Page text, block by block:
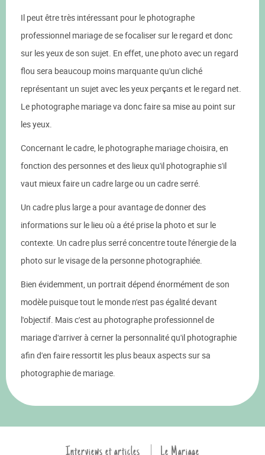
Il peut être très intéressant pour le photographe
professionnel mariage de se focaliser sur le regard et donc
sur les yeux de son sujet. En effet, une photo avec un regard
flou sera beaucoup moins marquante qu'un cliché
représentant un sujet avec les yeux perçants et le regard net.
Le photographe mariage va donc faire sa mise au point sur
les yeux.
Concernant le cadre, le photographe mariage choisira, en
fonction des personnes et des lieux qu'il photographie s'il
vaut mieux faire un cadre large ou un cadre serré.
Un cadre plus large a pour avantage de donner des
informations sur le lieu où a été prise la photo et sur le
contexte. Un cadre plus serré concentre toute l'énergie de la
photo sur le visage de la personne photographiée.
Bien évidemment, un portrait dépend énormément de son
modèle puisque tout le monde n'est pas égalité devant
l'objectif. Mais c'est au photographe professionnel de
mariage d'arriver à cerner la personnalité qu'il photographie
afin d'en faire ressortit les plus beaux aspects sur sa
photographie de mariage.
Interviews et articles Le Mariage